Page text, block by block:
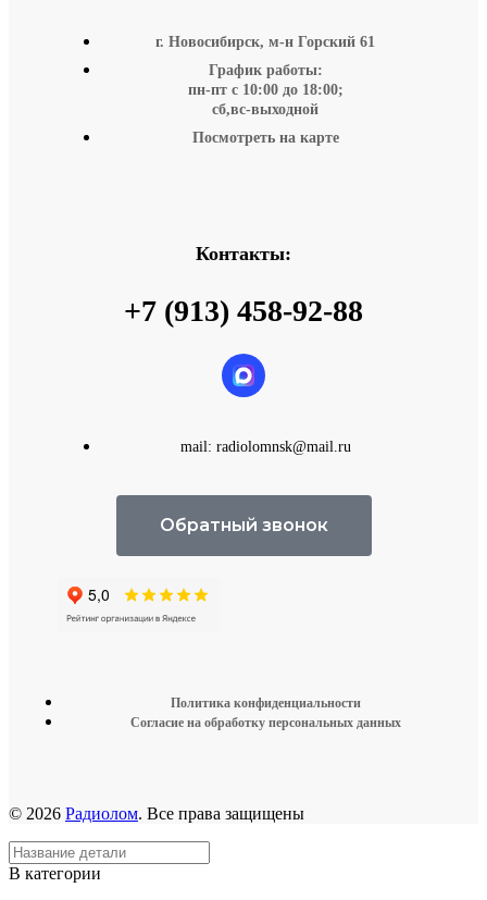
г. Новосибирск, м-н Горский 61
График работы:
пн-пт с 10:00 до 18:00;
сб,вс-выходной
Посмотреть на карте
Контакты:
+7 (913) 458-92-88
mail: radiolomnsk@mail.ru
Обратный звонок
Политика конфиденциальности
Согласие на обработку персональных данных
© 2026 Радиолом. Все права защищены
В категории